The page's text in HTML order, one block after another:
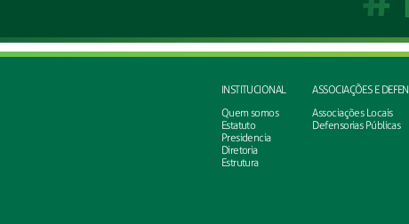
INSTITUCIONAL
Quem somos
Estatuto
Presidencia
Diretoria
Estrutura
ASSOCIAÇÕES E
Associações Locais
Defensorias Públicas